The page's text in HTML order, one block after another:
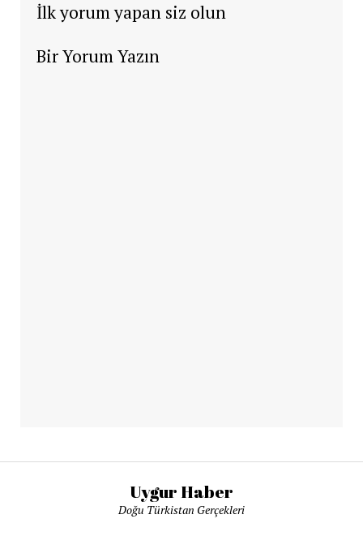
İlk yorum yapan siz olun
Bir Yorum Yazın
Uygur Haber
Doğu Türkistan Gerçekleri